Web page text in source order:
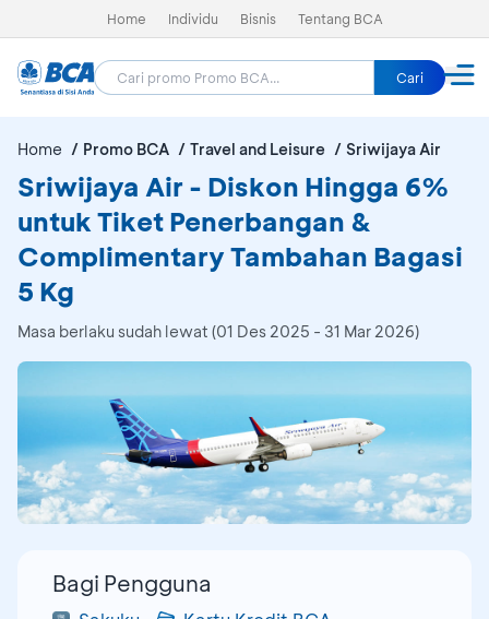
Home Individu Bisnis Tentang BCA
Cari
Home Promo BCA Travel and Leisure Sriwijaya Air
Sriwijaya Air - Diskon Hingga 6%
untuk Tiket Penerbangan &
Complimentary Tambahan Bagasi
5 Kg
Masa berlaku sudah lewat (01 Des 2025 - 31 Mar 2026)
Bagi Pengguna